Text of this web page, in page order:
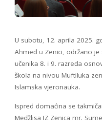
U subotu, 12. aprila 2025.
Ahmed u Zenici, održano
učenika 8. i 9. razreda
škola na nivou Muftiluka
Islamska vjeronauka.
Ispred domaćina se
Medžlisa IZ Zenica mr.